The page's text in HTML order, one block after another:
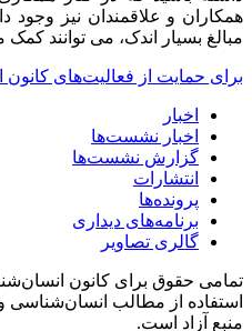
همکاران و علاقمندان نیز
مبالغ بسیار اندک، می توانند
برای حمایت از فعالیت‌های
اخبار
اخبار نشست‌ها
گزارش نشست‌ها
انتشارات
پرونده‌ها
برنامه‌های دیداری
گالری تصاویر
تمامی حقوق برای کانون
استفاده از مطالب انسان‌شناسی
منبع آزاد است.